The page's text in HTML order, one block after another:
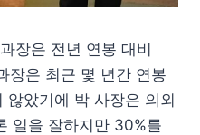
장은 전년 연봉 대비
장은 최근 몇 년간 연봉
않았기에 박 사장은 의외
일을 잘하지만 30%를